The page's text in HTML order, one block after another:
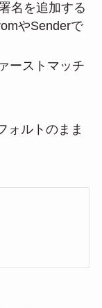
名を追加する
やSenderで
ーストマッチ
ォルトのまま